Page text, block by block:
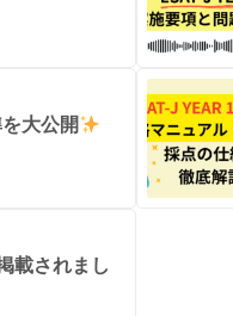
大公開
載されまし